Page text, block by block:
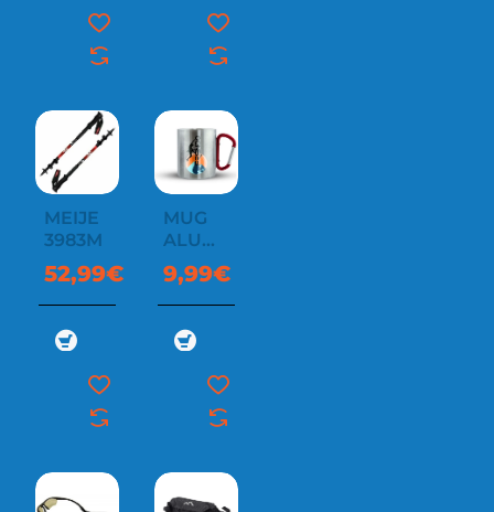
MEIJE
3983M
52,99€
MUG
ALU
MOUSQUETINS
ET
SERI
9,99€